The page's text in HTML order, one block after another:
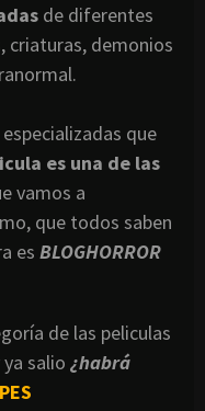
de diferentes
criaturas, demonios
que
es una de las
vamos a
que todos saben
es BLOGHORROR
de las peliculas
salio ¿habrá